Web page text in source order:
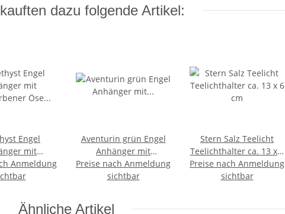
dazu folgende Artikel:
Engel
mit
Öse ca.
mm
Anmeldung
Aventurin grün Engel
Anhänger mit
silberfarbener Öse ca.
30 mm
Preise nach Anmeldung
sichtbar
Stern Salz Teelicht
Teelichthalter ca. 13 x 6
cm
Preise nach Anmeldung
sichtbar
Ähnliche Artikel